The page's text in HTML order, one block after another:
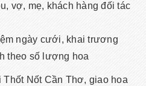
vợ, mẹ, khách hàng đối tác
ngày cưới, khai trương
theo số lượng hoa
Nốt Cần Thơ, giao hoa